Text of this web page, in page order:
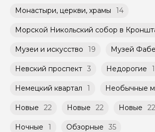
Монастыри, церкви, храмы 14
Морской Никольский собор в
Музеи и искусство 19 Музей
Невский проспект 3 Недорогие
Немецкий квартал 1 Необычные
Новые 22 Новые 22 Новые 22
Ночные 1 Обзорные 35